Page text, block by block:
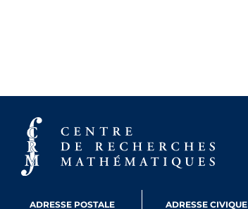
ADRESSE POSTALE ADRESSE CIVIQUE